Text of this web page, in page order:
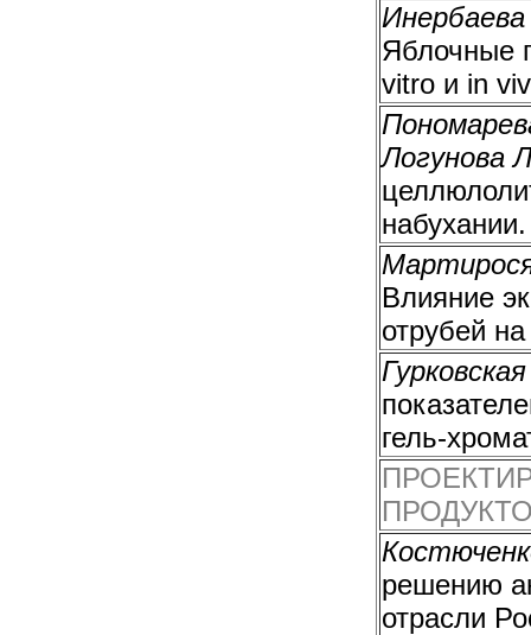
Яблочные
vitro и in
Логунова
набухании.
Влияние
отрубей
гель-
решению
отрасли